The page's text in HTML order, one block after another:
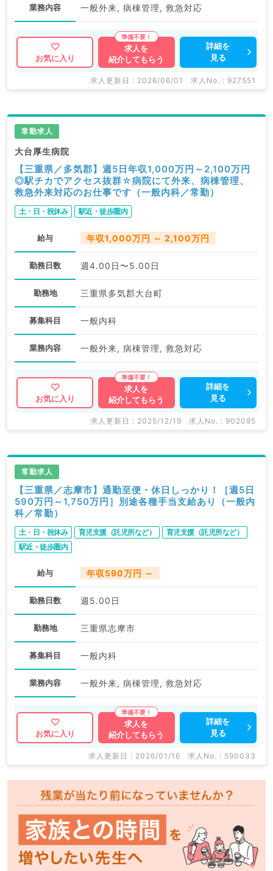
業務内容 一般外来, 病棟管理, 救急対応
お気に入り
求人を
紹介してもらう
詳細を
見る
求人更新日 : 2026/06/01 求人No. : 927551
常勤求人
大台厚生病院
【三重県／多気郡】週5日年収1,000万円～2,100万円
◎駅チカでアクセス抜群☆病院にて外来、病棟管理、
救急外来対応のお仕事です（一般内科／常勤）
土・日・祝休み 駅近・徒歩圏内
給与 年収1,000万円 ～ 2,100万円
勤務日数 週4.00日〜5.00日
勤務地 三重県多気郡大台町
募集科目 一般内科
業務内容 一般外来, 病棟管理, 救急対応
お気に入り
求人を
紹介してもらう
詳細を
見る
求人更新日 : 2025/12/19 求人No. : 902095
常勤求人
【三重県／志摩市】通勤至便・休日しっかり！［週5日
590万円～1,750万円］別途各種手当支給あり（一般内
科／常勤）
土・日・祝休み 育児支援（託児所など）
育児支援（託児所など）
駅近・徒歩圏内
給与 年収590万円 ～
勤務日数 週5.00日
勤務地 三重県志摩市
募集科目 一般内科
業務内容 一般外来, 病棟管理, 救急対応
お気に入り
求人を
紹介してもらう
詳細を
見る
求人更新日 : 2026/01/16 求人No. : 590033